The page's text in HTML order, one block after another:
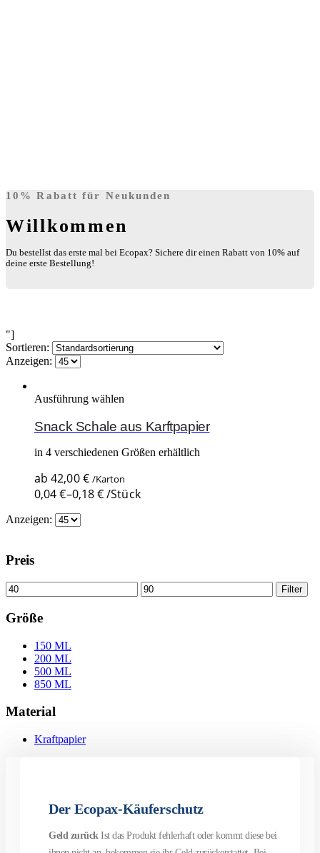
10% Rabatt für Neukunden
Willkommen
Du bestellst das erste mal bei Ecopax? Sichere dir einen Rabatt von 10% auf
deine erste Bestellung!
"]
Sortieren:
Anzeigen:
Ausführung wählen
Snack Schale aus Karftpapier
in 4 verschiedenen Größen erhältlich
ab42,00€ /Karton
0,04€–0,18€/Stück
Anzeigen:
Preis
Filter
Größe
150 ML
200 ML
500 ML
850 ML
Material
Kraftpapier
Der Ecopax-Käuferschutz
Geld zurückIst das Produkt fehlerhaft oder kommt diese bei